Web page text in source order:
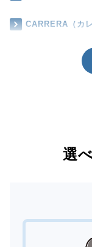
CARRERA（カレ
選